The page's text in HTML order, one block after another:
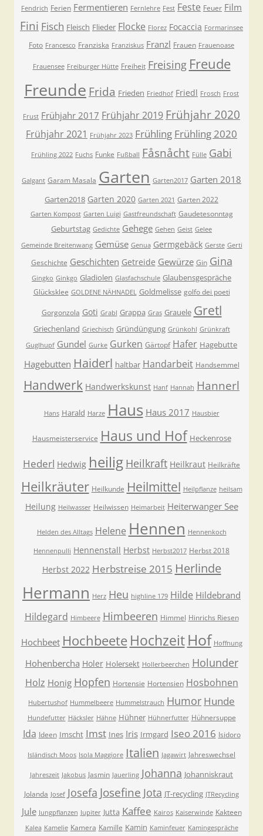
Fendrich Ferien Fermentieren Fernlehre Fest Feste Feuer Film
Fini Fisch Fleisch Flieder Flocke Florez Focaccia Formarinsee
Foto Francesco Franziska Franziskus Franzl Frauen Frauenoase
Frauensee Freiburger Hütte Freiheit Freising Freude
Freunde Frida Frieden Friedhof Friedl Frosch Frost
Frust Frühjahr 2017 Frühjahr 2019 Frühjahr 2020
Frühjahr 2021 Frühjahr 2023 Frühling Frühling 2020
Frühling 2022 Fuchs Funke Fußball Fåsnåcht Fülle Gabi
Galgant Garam Masala Garten Garten2017 Garten 2018
Garten2018 Garten 2020 Garten 2021 Garten 2022
Garten Kompost Garten Luigi Gastfreundschaft Gaudetesonntag
Geburtstag Gedichte Gehege Gehen Geist Gelee
Gemeinde Breitenwang Gemüse Genua Germgebäck Gerste Gerti
Geschichte Geschichten Getreide Gewürze Gin Gina
Gingko Ginkgo Gladiolen Glasfachschule Glaubensgespräche
Glücksklee GOLDENE NÄHNADEL Goldmelisse golfo dei poeti
Gorgonzola Goti Grabl Grappa Gras Grauele Gretl
Griechenland Griechisch Gründüngung Grünkohl Grünkraft
Guglhupf Gundel Gurke Gurken Gärtopf Hafer Hagebutte
Hagebutten Haiderl haltbar Handarbeit Handsemmel
Handwerk Handwerkskunst Hanf Hannah Hannerl
Hans Harald Harze Haus Haus 2017 Hausbier
Hausmeisterservice Haus und Hof Heckenrose
Hederl Hedwig heilig Heilkraft Heilkraut Heilkräfte
Heilkräuter Heilkunde Heilmittel Heilpflanze heilsam
Heilung Heilwasser Heilwissen Heimarbeit Heiterwanger See
Helden des Alltags Helene Hennen Hennenkoch
Hennenpulli Hennenstall Herbst Herbst2017 Herbst 2018
Herbst 2022 Herbstreise 2015 Herlinde
Hermann Herz Heu highline 179 Hilde Hildebrand
Hildegard Himbeere Himbeeren Himmel Hinrichs Riesen
Hochbeet Hochbeete Hochzeit Hof Hoffnung
Hohenbercha Holer Holersekt Hollerbeerchen Holunder
Holz Honig Hopfen Hortensie Hortensien Hosbohnen
Hubertushof Hummelbeere Hummelstrauch Humor Hunde
Hundefutter Häcksler Hähne Hühner Hühnerfutter Hühnersuppe
Ida Ideen Imscht Imst Ines Iris Irmgard Iseo 2016 Isidoro
Isländisch Moos Isola Maggiore Italien Jagawirt Jahreswechsel
Jahreszeit Jakobus Jasmin Jauerling Johanna Johanniskraut
Jolanda Josef Josefa Josefine Jota JT-recycling JTRecycling
Jule Jungpflanzen Jupiter Jutta Kaffee Kairos Kaiserwinde Kakteen
Kalea Kamelie Kamera Kamille Kamin Kaminfeuer Kamingespräche